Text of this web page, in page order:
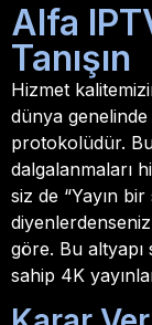
Alfa
Tanışın
Hizmet
dünya
protokolüdür.
dalgalanmaları
siz de “Yayın
göre. Bu altyapı
sahip 4K